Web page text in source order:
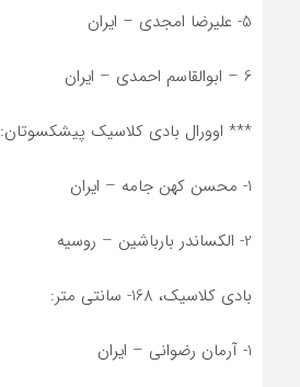
5- علیرضا امجدی – ایران
6 – ابوالقاسم احمدی – ایران
*** اوورال بادی کلاسیک پیشکسوتان:
1- محسن کهن جامه – ایران
2- الکساندر بارباشین – روسیه
بادی کلاسیک، 168- سانتی متر:
1- آرمان رضوانی – ایران